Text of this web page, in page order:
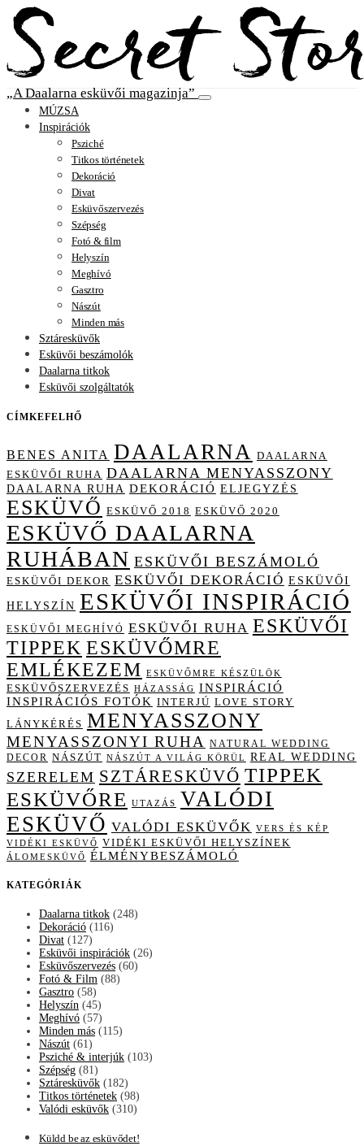
A Daalarna esküvői magazinja
MÚZSA
Inspirációk
Psziché
Titkos történetek
Dekoráció
Divat
Esküvőszervezés
Szépség
Fotó & film
Helyszín
Meghívó
Gasztro
Nászút
Minden más
Sztáresküvők
Esküvői beszámolók
Daalarna titkok
Esküvői szolgáltatók
CÍMKEFELHŐ
BENES ANITA DAALARNA DAALARNA
ESKÜVŐI RUHA DAALARNA MENYASSZONY
DAALARNA RUHA DEKORÁCIÓ ELJEGYZÉS
ESKÜVŐ ESKÜVŐ 2018 ESKÜVŐ 2020
ESKÜVŐ DAALARNA
RUHÁBAN ESKÜVŐI BESZÁMOLÓ
ESKÜVŐI DEKOR ESKÜVŐI DEKORÁCIÓ ESKÜVŐI
HELYSZÍN ESKÜVŐI INSPIRÁCIÓ
ESKÜVŐI MEGHÍVÓ ESKÜVŐI RUHA ESKÜVŐI
TIPPEK ESKÜVŐMRE
EMLÉKEZEM ESKÜVŐMRE KÉSZÜLÖK
ESKÜVŐSZERVEZÉS HÁZASSÁG INSPIRÁCIÓ
INSPIRÁCIÓS FOTÓK INTERJÚ LOVE STORY
LÁNYKÉRÉS MENYASSZONY
MENYASSZONYI RUHA
NATURAL WEDDING
DECOR NÁSZÚT NÁSZÚT A VILÁG KÖRÜL REAL WEDDING
SZERELEM SZTÁRESKÜVŐ TIPPEK
ESKÜVŐRE
UTAZÁS VALÓDI
ESKÜVŐ VALÓDI ESKÜVŐK VERS ÉS KÉP
VIDÉKI ESKÜVŐ VIDÉKI ESKÜVŐI HELYSZÍNEK
ÁLOMESKÜVŐ ÉLMÉNYBESZÁMOLÓ
KATEGÓRIÁK
Daalarna titkok (248)
Dekoráció (116)
Divat (127)
Esküvői inspirációk (26)
Esküvőszervezés (60)
Fotó & Film (88)
Gasztro (58)
Helyszín (45)
Meghívó (57)
Minden más (115)
Nászút (61)
Psziché & interjúk (103)
Szépség (81)
Sztáresküvők (182)
Titkos történetek (98)
Valódi esküvők (310)
Küldd be az esküvődet!